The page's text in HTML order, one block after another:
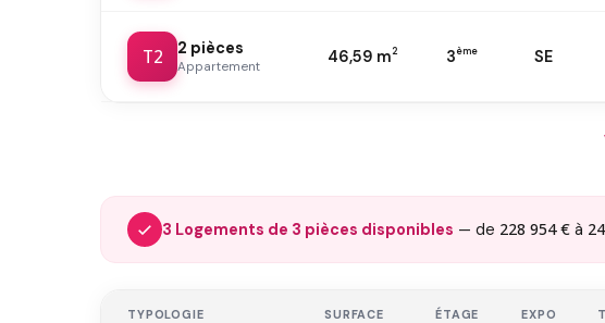
T2 2 pièces
Appartement
46,59 m2 3ème SE
3 Logements de 3 pièces disponibles — de 228 954 € à
TYPOLOGIE SURFACE ÉTAGE EXPO